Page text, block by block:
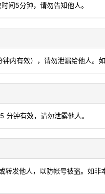
间5分钟，请勿告知他人。
内有效），请勿泄漏给他人。
分钟有效，请勿泄露他人。
转发他人，以防帐号被盗。如